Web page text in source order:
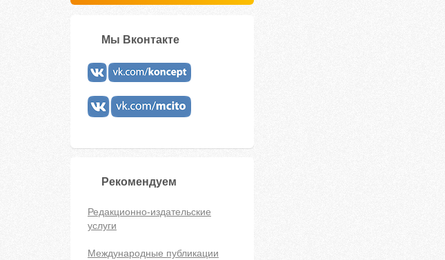
Мы Вконтакте
Рекомендуем
Редакционно-издательские
услуги
Международные публикации